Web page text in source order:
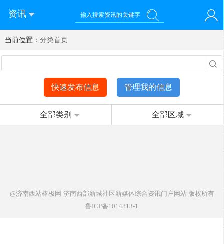
资讯
您好！欢迎来到济南西站棒极网-济南西部新城社区新媒体综
合资讯门户网站
登录 注册 微信快速登录
当前位置： 分类首页
快速发布信息 管理我的信息
全部类别 全部区域
@济南西站棒极网-济南西部新城社区新媒体综合资讯门户网站版权所有
鲁ICP备1014813-1